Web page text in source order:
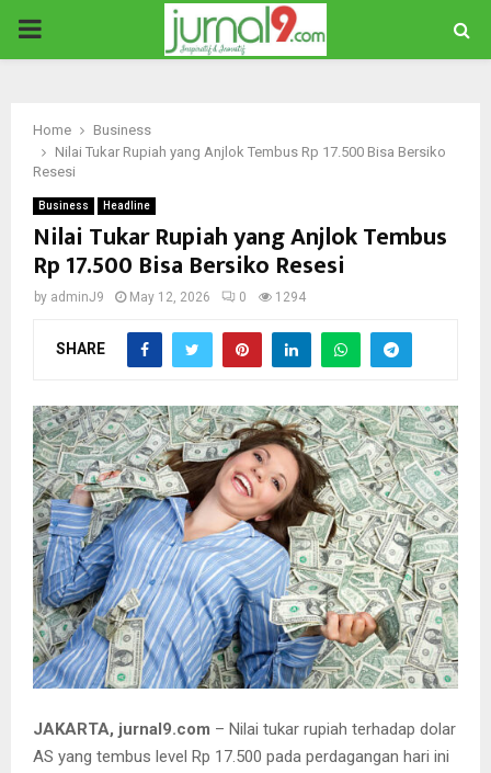
PRIMARY
Home
Business
Nilai Tukar Rupiah yang Anjlok Tembus Rp 17.500 Bisa Bersiko
Resesi
Business Headline
Nilai Tukar Rupiah yang Anjlok Tembus
Rp 17.500 Bisa Bersiko Resesi
by adminJ9 May 12, 2026 0 1294
SHARE
JAKARTA, jurnal9.com – Nilai tukar rupiah terhadap dolar
AS yang tembus level Rp 17.500 pada perdagangan hari ini